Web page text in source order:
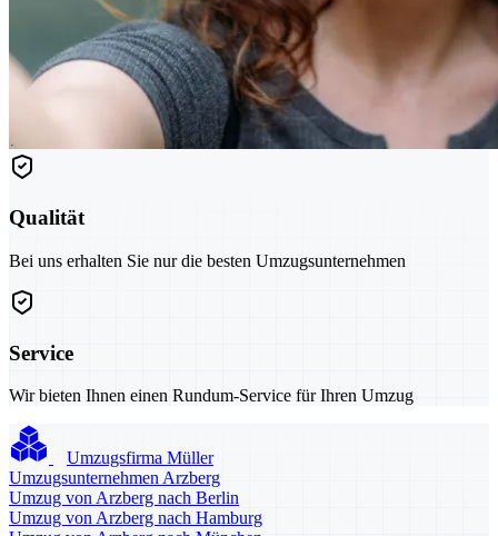
Qualität
Bei uns erhalten Sie nur die besten Umzugsunternehmen
Service
Wir bieten Ihnen einen Rundum-Service für Ihren Umzug
Umzugsfirma Müller
Umzugsunternehmen Arzberg
Umzug von Arzberg nach Berlin
Umzug von Arzberg nach Hamburg